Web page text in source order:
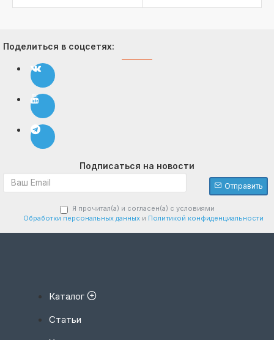
Поделиться в соцсетях:
Подписаться на новости
Отправить
Я прочитал(а) и согласен(а) с условиями
Обработки персональных данныхи Политикой конфиденциальности
Каталог
Статьи